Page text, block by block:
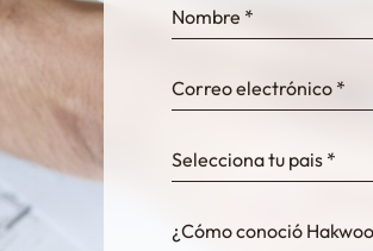
WEK7sP7DXp5OiEV
0GtJoawaq8bUCcZ
Selecciona tu pais *
¿Cómo conoció